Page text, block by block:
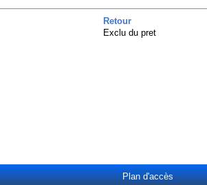
Retour
Exclu du pret
Plan d'accès